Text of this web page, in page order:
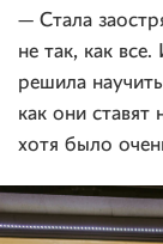
— Стала
не так, как
решила
как они ставят
хотя было